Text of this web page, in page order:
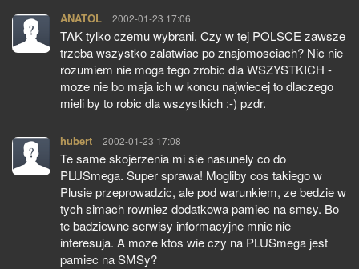
ANATOL pisze:
2002-01-23 17:06
TAK tylko czemu wybrani. Czy w tej POLSCE zawsze
trzeba wszystko zalatwiac po znajomosciach? Nic nie
rozumiem nie moga tego zrobic dla WSZYSTKICH -
moze nie bo maja ich w koncu najwiecej to dlaczego
mieli by to robic dla wszystkich :-) pzdr.
hubert pisze:
2002-01-23 17:08
Te same skojerzenia mi sie nasunely co do
PLUSmega. Super sprawa! Mogliby cos takiego w
Plusie przeprowadzic, ale pod warunkiem, ze bedzie w
tych simach rowniez dodatkowa pamiec na smsy. Bo
te badziewne serwisy informacyjne mnie nie
interesuja. A moze ktos wie czy na PLUSmega jest
pamiec na SMSy?